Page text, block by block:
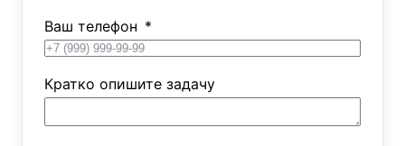
Ваш телефон
Кратко опишите задачу